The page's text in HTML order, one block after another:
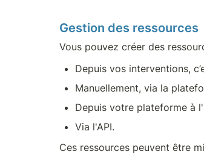
Gestion des ressources
Vous pouvez créer des
Depuis vos interventions,
Manuellement, via la
Depuis votre plateforme à
Via l'API.
Ces ressources peuvent être